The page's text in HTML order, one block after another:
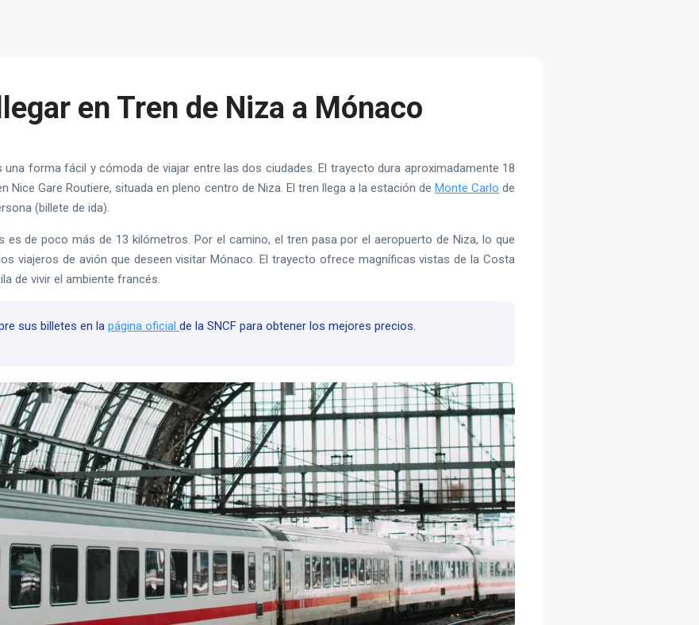
en Tren de Niza a Mónaco
forma fácil y cómoda de viajar entre las dos ciudades. El trayecto dura aproximadamente 18
Nice Gare Routiere, situada en pleno centro de Niza. El tren llega a la estación de Monte Carlo de
(billete de ida).
es de poco más de 13 kilómetros. Por el camino, el tren pasa por el aeropuerto de Niza, lo que
viajeros de avión que deseen visitar Mónaco. El trayecto ofrece magníficas vistas de la Costa
de vivir el ambiente francés.
sus billetes en la página oficial de la SNCF para obtener los mejores precios.